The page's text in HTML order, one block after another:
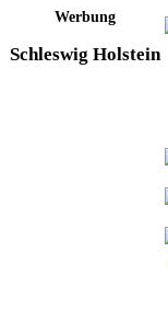
Werbung
Schleswig Holstein